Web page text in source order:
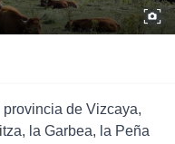
de Vizcaya,
la Garbea, la Peña